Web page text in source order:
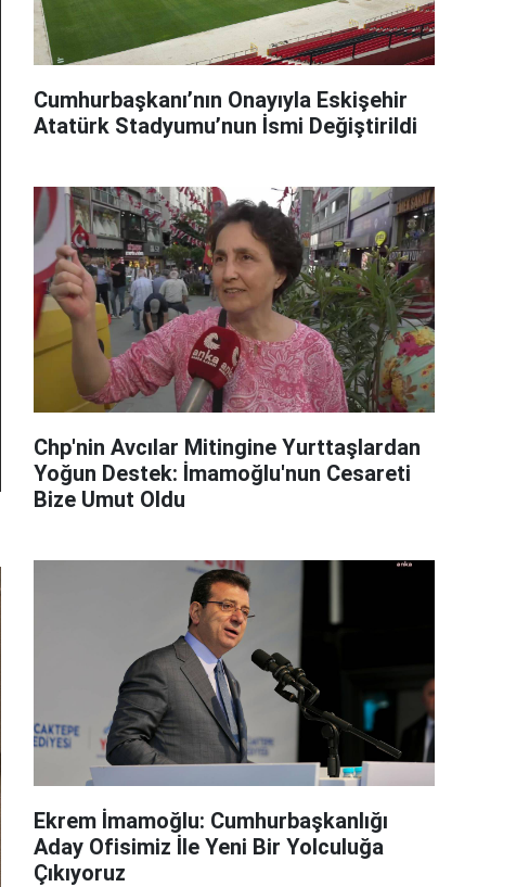
Cumhurbaşkanı’nın Onayıyla Eskişehir
Atatürk Stadyumu’nun İsmi Değiştirildi
Chp'nin Avcılar Mitingine Yurttaşlardan
Yoğun Destek: İmamoğlu'nun Cesareti
Bize Umut Oldu
Ekrem İmamoğlu: Cumhurbaşkanlığı
Aday Ofisimiz İle Yeni Bir Yolculuğa
Çıkıyoruz